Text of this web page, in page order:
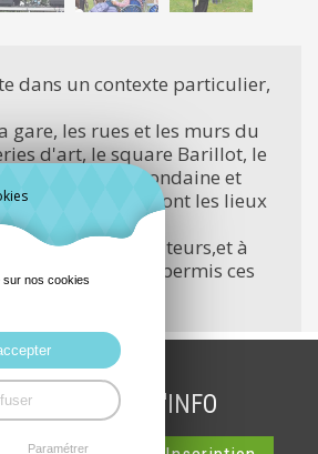
dans un contexte particulier,
gare, les rues et les murs du
d'art, le square Barillot, le
le tertre Marie Dondaine et
aux lettres tels sont les lieux
aux spectateurs,et à
du CAR qui a permis ces
ensemble.
LETTRE D'INFO
sur nos cookies
Paramétrer